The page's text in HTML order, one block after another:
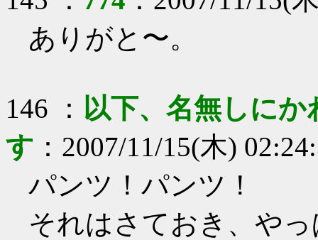
ありがと〜。
146 ： 以下、名無しに
す ： 2007/11/15(木)
パンツ！パンツ！
それはさておき、や